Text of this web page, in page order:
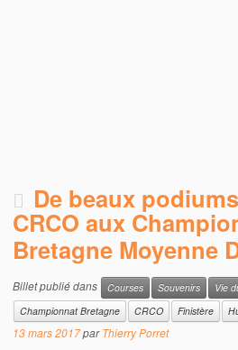
De beaux
CRCO aux
Bretagne Moyenne
Billet publié dans Courses Souvenirs Vie
Championnat Bretagne CRCO Finistère
13 mars 2017parThierry Porret